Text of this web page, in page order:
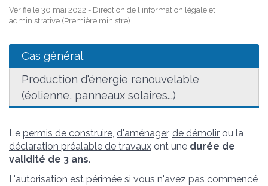
Vérifié le 30 mai 2022 - Direction de l'information légale et
administrative (Première ministre)
Cas général
Production d'énergie renouvelable
(éolienne, panneaux solaires...)
Le permis de construire, d'aménager, de démolir ou la
déclaration préalable de travaux ont une durée de
validité de 3 ans.
L'autorisation est périmée si vous n'avez pas commencé